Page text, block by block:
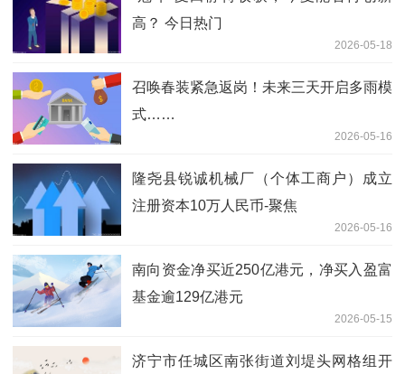
高？ 今日热门
2026-05-18
召唤春装紧急返岗！未来三天开启多雨模
式……
2026-05-16
隆尧县锐诚机械厂（个体工商户）成立
注册资本10万人民币-聚焦
2026-05-16
南向资金净买近250亿港元，净买入盈富
基金逾129亿港元
2026-05-15
济宁市任城区南张街道刘堤头网格组开